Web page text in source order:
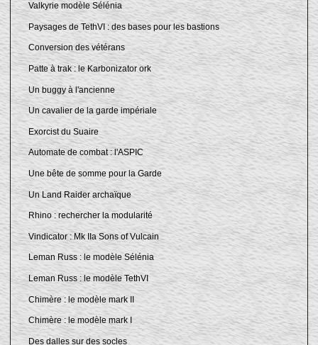
Valkyrie modèle Sélénia
Paysages de TethVI : des bases pour les bastions
Conversion des vétérans
Patte à trak : le Karbonizator ork
Un buggy à l'ancienne
Un cavalier de la garde impériale
Exorcist du Suaire
Automate de combat : l'ASPIC
Une bête de somme pour la Garde
Un Land Raider archaïque
Rhino : rechercher la modularité
Vindicator : Mk IIa Sons of Vulcain
Leman Russ : le modèle Sélénia
Leman Russ : le modèle TethVI
Chimère : le modèle mark II
Chimère : le modèle mark I
Des dalles sur des socles